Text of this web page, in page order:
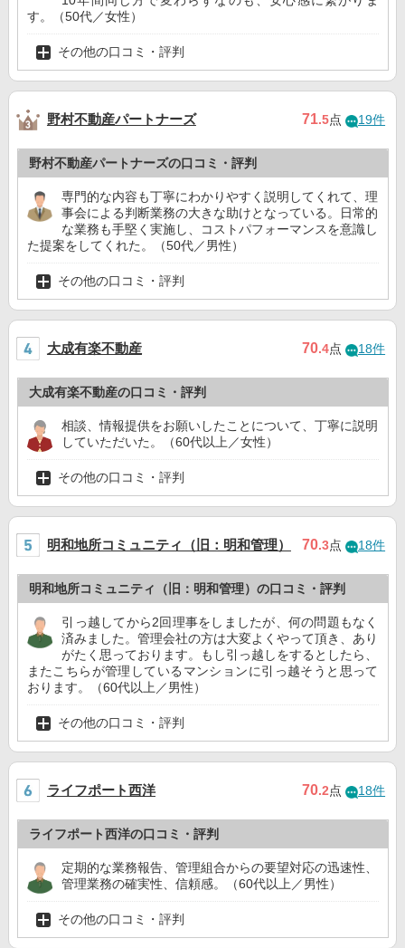
す。（50代／女性）
その他の口コミ・評判
野村不動産パートナーズ 71.5点 19件
野村不動産パートナーズの口コミ・評判
専門的な内容も丁寧にわかりやすく説明してくれて、理
事会による判断業務の大きな助けとなっている。日常的
な業務も手堅く実施し、コストパフォーマンスを意識し
た提案をしてくれた。（50代／男性）
その他の口コミ・評判
大成有楽不動産 70.4点 18件
大成有楽不動産の口コミ・評判
相談、情報提供をお願いしたことについて、丁寧に説明
していただいた。（60代以上／女性）
その他の口コミ・評判
明和地所コミュニティ（旧：明和管理） 70.3点 18件
明和地所コミュニティ（旧：明和管理）の口コミ・評判
引っ越してから2回理事をしましたが、何の問題もなく
済みました。管理会社の方は大変よくやって頂き、あり
がたく思っております。もし引っ越しをするとしたら、
またこちらが管理しているマンションに引っ越そうと思って
おります。（60代以上／男性）
その他の口コミ・評判
ライフポート西洋 70.2点 18件
ライフポート西洋の口コミ・評判
定期的な業務報告、管理組合からの要望対応の迅速性、
管理業務の確実性、信頼感。（60代以上／男性）
その他の口コミ・評判